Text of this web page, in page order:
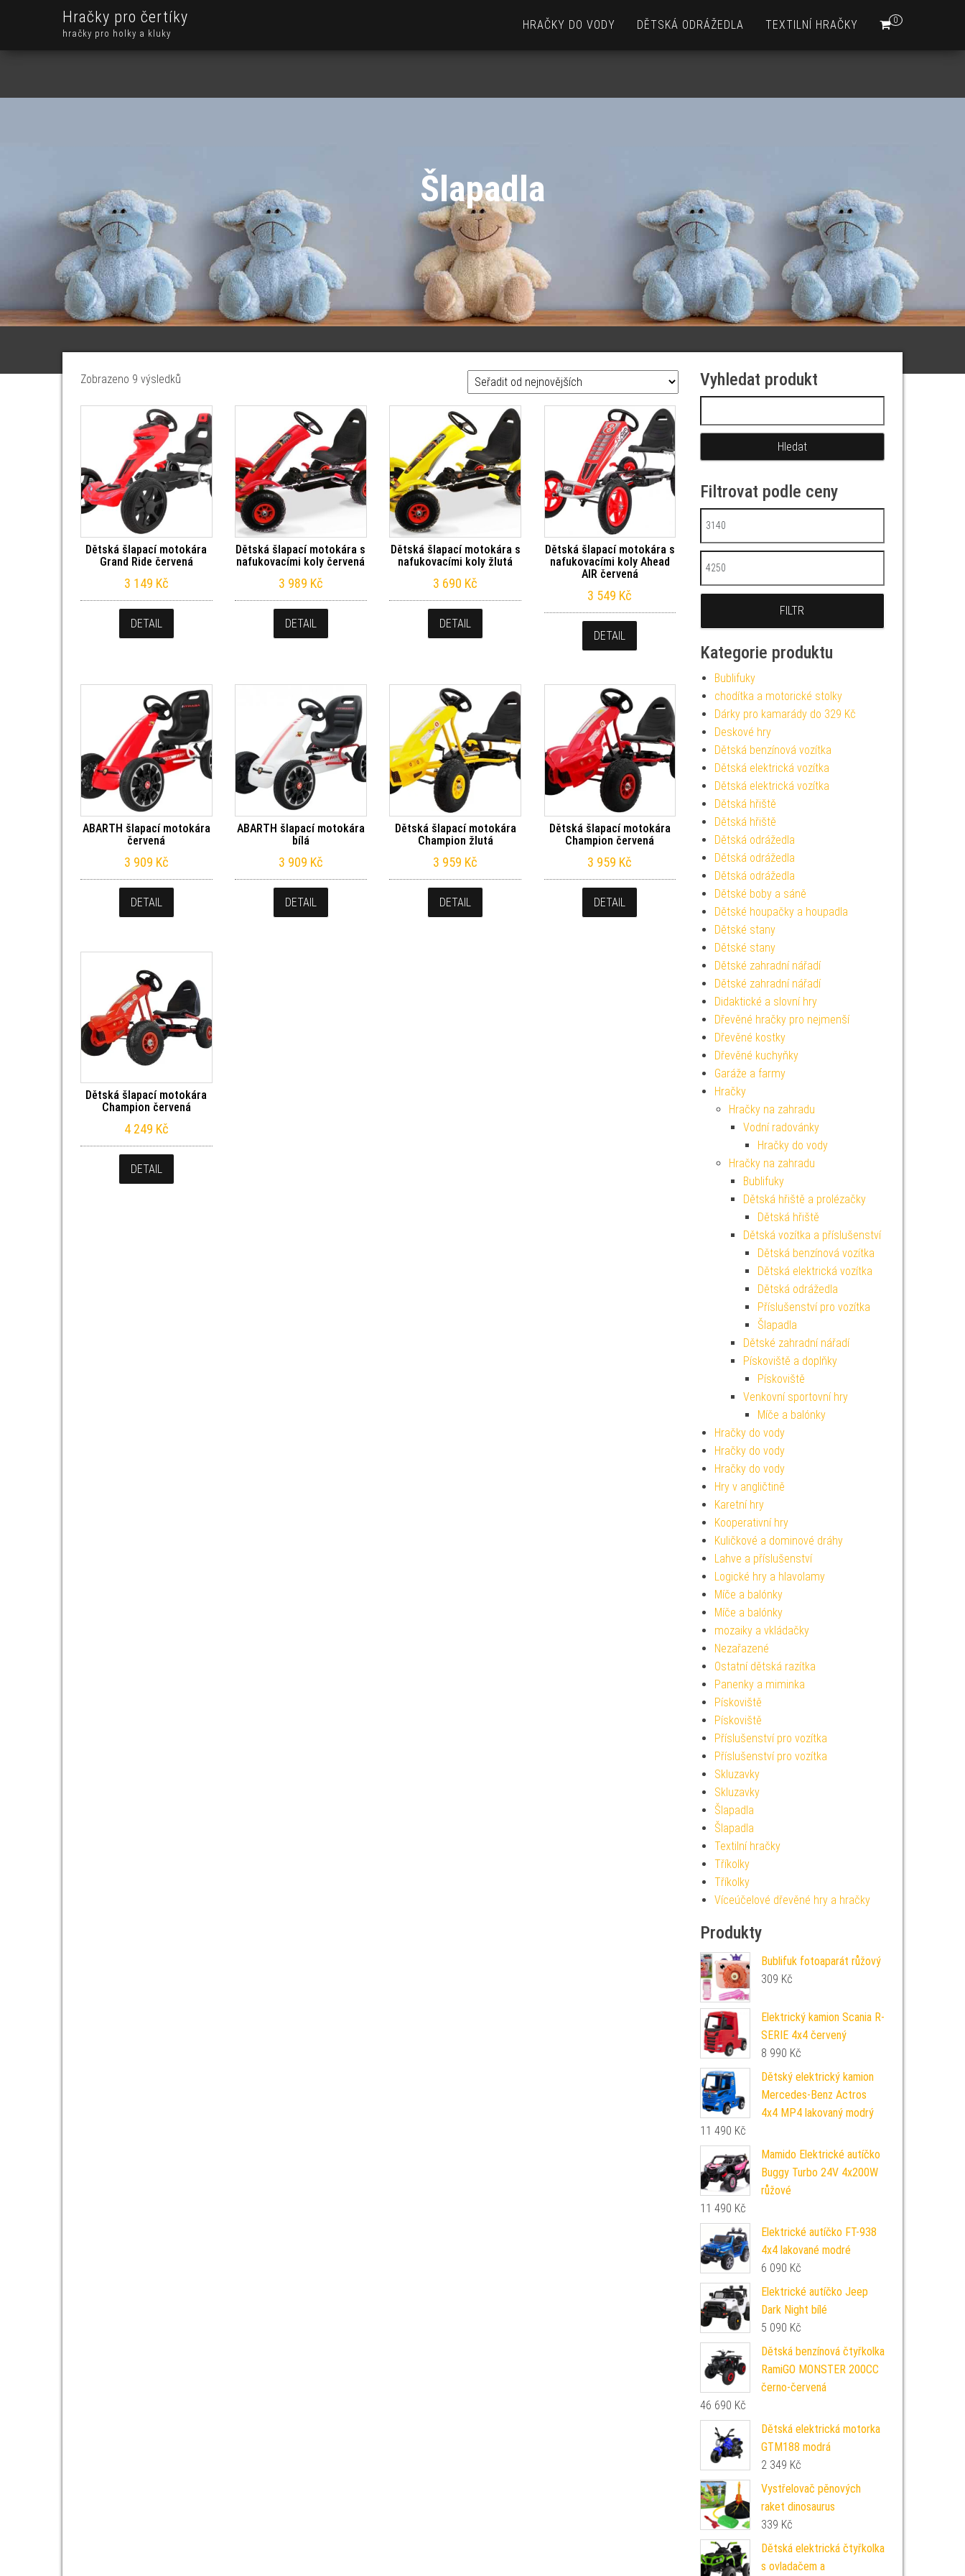
Hračky pro čertíky
hračky pro holky a kluky
0
HRAČKY DO VODY DĚTSKÁ ODRÁŽEDLA TEXTILNÍ HRAČKY
Šlapadla
Zobrazeno 9 výsledků
Dětská šlapací motokára
Grand Ride červená
3 149 Kč
DETAIL
Dětská šlapací motokára s
nafukovacími koly červená
3 989 Kč
DETAIL
Dětská šlapací motokára s
nafukovacími koly žlutá
3 690 Kč
DETAIL
Dětská šlapací motokára s
nafukovacími koly Ahead
AIR červená
3 549 Kč
DETAIL
ABARTH šlapací motokára
červená
3 909 Kč
DETAIL
ABARTH šlapací motokára
bílá
3 909 Kč
DETAIL
Dětská šlapací motokára
Champion žlutá
3 959 Kč
DETAIL
Dětská šlapací motokára
Champion červená
3 959 Kč
DETAIL
Dětská šlapací motokára
Champion červená
4 249 Kč
DETAIL
Vyhledat produkt
Filtrovat podle ceny
Minimální cena
Maximální cena
FILTR
Kategorie produktu
Bublifuky
chodítka a motorické stolky
Dárky pro kamarády do 329 Kč
Deskové hry
Dětská benzínová vozítka
Dětská elektrická vozítka
Dětská elektrická vozítka
Dětská hřiště
Dětská hřiště
Dětská odrážedla
Dětská odrážedla
Dětská odrážedla
Dětské boby a sáně
Dětské houpačky a houpadla
Dětské stany
Dětské stany
Dětské zahradní nářadí
Dětské zahradní nářadí
Didaktické a slovní hry
Dřevěné hračky pro nejmenší
Dřevěné kostky
Dřevěné kuchyňky
Garáže a farmy
Hračky
Hračky na zahradu
Vodní radovánky
Hračky do vody
Hračky na zahradu
Bublifuky
Dětská hřiště a prolézačky
Dětská hřiště
Dětská vozítka a příslušenství
Dětská benzínová vozítka
Dětská elektrická vozítka
Dětská odrážedla
Příslušenství pro vozítka
Šlapadla
Dětské zahradní nářadí
Pískoviště a doplňky
Pískoviště
Venkovní sportovní hry
Míče a balónky
Hračky do vody
Hračky do vody
Hračky do vody
Hry v angličtině
Karetní hry
Kooperativní hry
Kuličkové a dominové dráhy
Lahve a příslušenství
Logické hry a hlavolamy
Míče a balónky
Míče a balónky
mozaiky a vkládačky
Nezařazené
Ostatní dětská razítka
Panenky a miminka
Pískoviště
Pískoviště
Příslušenství pro vozítka
Příslušenství pro vozítka
Skluzavky
Skluzavky
Šlapadla
Šlapadla
Textilní hračky
Tříkolky
Tříkolky
Víceúčelové dřevěné hry a hračky
Produkty
Bublifuk fotoaparát růžový
309 Kč
Elektrický kamion Scania R-
SERIE 4x4 červený
8 990 Kč
Dětský elektrický kamion
Mercedes-Benz Actros
4x4 MP4 lakovaný modrý
11 490 Kč
Mamido Elektrické autíčko
Buggy Turbo 24V 4x200W
růžové
11 490 Kč
Elektrické autíčko FT-938
4x4 lakované modré
6 090 Kč
Elektrické autíčko Jeep
Dark Night bílé
5 090 Kč
Dětská benzínová čtyřkolka
RamiGO MONSTER 200CC
černo-červená
46 690 Kč
Dětská elektrická motorka
GTM188 modrá
2 349 Kč
Vystřelovač pěnových
raket dinosaurus
339 Kč
Dětská elektrická čtyřkolka
s ovladačem a